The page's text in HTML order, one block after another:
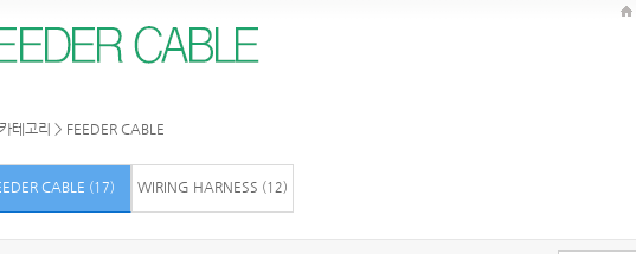
테고리 > FEEDER CABLE
CABLE (17) WIRING HARNESS (12)